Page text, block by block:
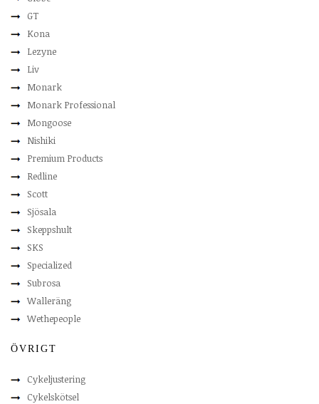
GT
Kona
Lezyne
Liv
Monark
Monark Professional
Mongoose
Nishiki
Premium Products
Redline
Scott
Sjösala
Skeppshult
SKS
Specialized
Subrosa
Walleräng
Wethepeople
ÖVRIGT
Cykeljustering
Cykelskötsel